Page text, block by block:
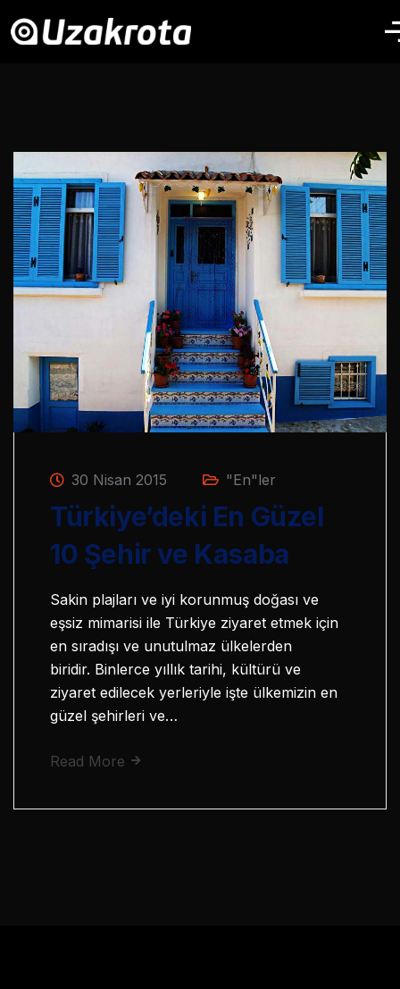
30 Nisan 2015 "En"ler
Türkiye’deki En Güzel
10 Şehir ve Kasaba
Sakin plajları ve iyi korunmuş doğası ve
eşsiz mimarisi ile Türkiye ziyaret etmek için
en sıradışı ve unutulmaz ülkelerden
biridir. Binlerce yıllık tarihi, kültürü ve
ziyaret edilecek yerleriyle işte ülkemizin en
güzel şehirleri ve…
Read More